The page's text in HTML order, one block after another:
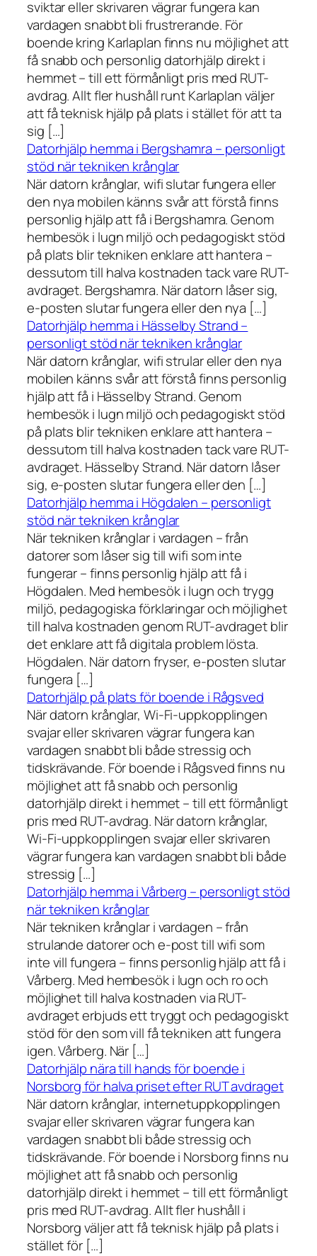
sviktar eller skrivaren vägrar fungera kan
vardagen snabbt bli frustrerande. För
boende kring Karlaplan finns nu möjlighet att
få snabb och personlig datorhjälp direkt i
hemmet – till ett förmånligt pris med RUT-
avdrag. Allt fler hushåll runt Karlaplan väljer
att få teknisk hjälp på plats i stället för att ta
sig […]
Datorhjälp hemma i Bergshamra – personligt
stöd när tekniken krånglar
När datorn krånglar, wifi slutar fungera eller
den nya mobilen känns svår att förstå finns
personlig hjälp att få i Bergshamra. Genom
hembesök i lugn miljö och pedagogiskt stöd
på plats blir tekniken enklare att hantera –
dessutom till halva kostnaden tack vare RUT-
avdraget. Bergshamra. När datorn låser sig,
e-posten slutar fungera eller den nya […]
Datorhjälp hemma i Hässelby Strand –
personligt stöd när tekniken krånglar
När datorn krånglar, wifi strular eller den nya
mobilen känns svår att förstå finns personlig
hjälp att få i Hässelby Strand. Genom
hembesök i lugn miljö och pedagogiskt stöd
på plats blir tekniken enklare att hantera –
dessutom till halva kostnaden tack vare RUT-
avdraget. Hässelby Strand. När datorn låser
sig, e-posten slutar fungera eller den […]
Datorhjälp hemma i Högdalen – personligt
stöd när tekniken krånglar
När tekniken krånglar i vardagen – från
datorer som låser sig till wifi som inte
fungerar – finns personlig hjälp att få i
Högdalen. Med hembesök i lugn och trygg
miljö, pedagogiska förklaringar och möjlighet
till halva kostnaden genom RUT-avdraget blir
det enklare att få digitala problem lösta.
Högdalen. När datorn fryser, e-posten slutar
fungera […]
Datorhjälp på plats för boende i Rågsved
När datorn krånglar, Wi-Fi-uppkopplingen
svajar eller skrivaren vägrar fungera kan
vardagen snabbt bli både stressig och
tidskrävande. För boende i Rågsved finns nu
möjlighet att få snabb och personlig
datorhjälp direkt i hemmet – till ett förmånligt
pris med RUT-avdrag. När datorn krånglar,
Wi-Fi-uppkopplingen svajar eller skrivaren
vägrar fungera kan vardagen snabbt bli både
stressig […]
Datorhjälp hemma i Vårberg – personligt stöd
när tekniken krånglar
När tekniken krånglar i vardagen – från
strulande datorer och e-post till wifi som
inte vill fungera – finns personlig hjälp att få i
Vårberg. Med hembesök i lugn och ro och
möjlighet till halva kostnaden via RUT-
avdraget erbjuds ett tryggt och pedagogiskt
stöd för den som vill få tekniken att fungera
igen. Vårberg. När […]
Datorhjälp nära till hands för boende i
Norsborg för halva priset efter RUT avdraget
När datorn krånglar, internetuppkopplingen
svajar eller skrivaren vägrar fungera kan
vardagen snabbt bli både stressig och
tidskrävande. För boende i Norsborg finns nu
möjlighet att få snabb och personlig
datorhjälp direkt i hemmet – till ett förmånligt
pris med RUT-avdrag. Allt fler hushåll i
Norsborg väljer att få teknisk hjälp på plats i
stället för […]